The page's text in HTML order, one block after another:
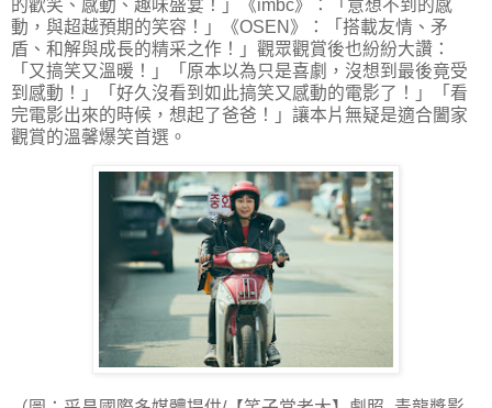
的歡笑、感動、趣味盛宴！」《imbc》：「意想不到的感
動，與超越預期的笑容！」《OSEN》：「搭載友情、矛
盾、和解與成長的精采之作！」觀眾觀賞後也紛紛大讚：
「又搞笑又溫暖！」「原本以為只是喜劇，沒想到最後竟受
到感動！」「好久沒看到如此搞笑又感動的電影了！」「看
完電影出來的時候，想起了爸爸！」讓本片無疑是適合闔家
觀賞的溫馨爆笑首選。